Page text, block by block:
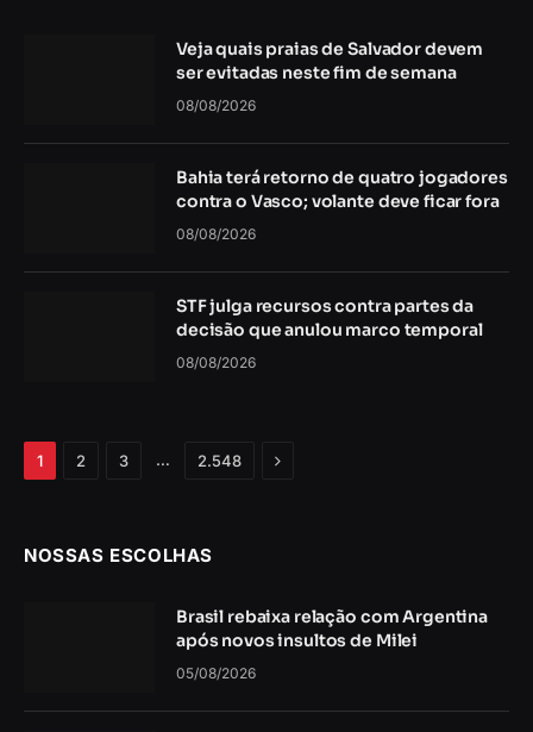
Veja quais praias de Salvador devem
ser evitadas neste fim de semana
08/08/2026
Bahia terá retorno de quatro jogadores
contra o Vasco; volante deve ficar fora
08/08/2026
STF julga recursos contra partes da
decisão que anulou marco temporal
08/08/2026
1 2 3 … 2.548 Próximo
NOSSAS ESCOLHAS
Brasil rebaixa relação com Argentina
após novos insultos de Milei
05/08/2026